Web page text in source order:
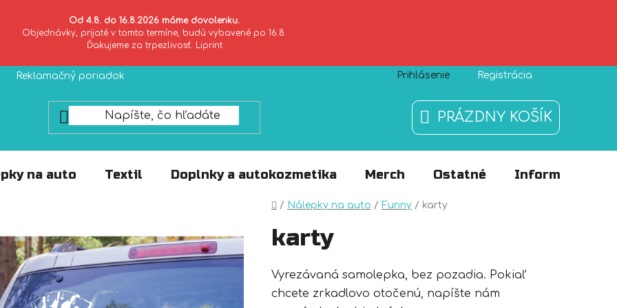
Od 4.8. do 16.8.2026 máme dovolenku.
Objednávky, prijaté v tomto termíne, budú vybavené po 16.8.
Ďakujeme za trpezlivosť. Liprint
Reklamačný poriadok Zásady používania súborov cookies O nás
Prihlásenie Registrácia
NÁKUPNÝ
KOŠÍK
PRÁZDNY KOŠÍK
na auto Textil Doplnky a autokozmetika Merch Ostatné Informácie
Domov
/ Nálepky na auto / Funny / karty
karty
Vyrezávaná samolepka, bez pozadia. Pokiaľ
chcete zrkadlovo otočenú, napíšte nám